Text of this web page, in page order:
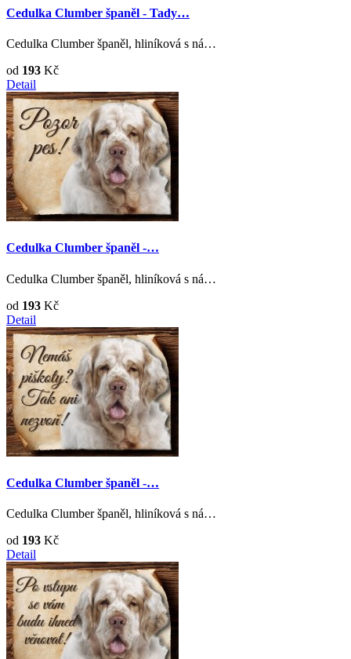
Cedulka Clumber španěl - Tady…
Cedulka Clumber španěl, hliníková s ná…
od 193 Kč
Detail
Cedulka Clumber španěl -…
Cedulka Clumber španěl, hliníková s ná…
od 193 Kč
Detail
Cedulka Clumber španěl -…
Cedulka Clumber španěl, hliníková s ná…
od 193 Kč
Detail